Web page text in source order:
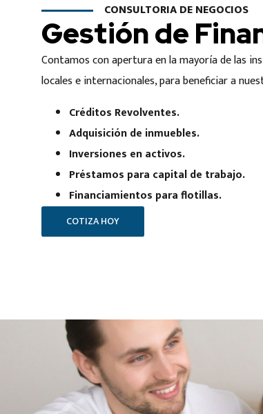
CONSULTORIA DE NEGOCIOS
Gestión de
Contamos con apertura en la mayoría de las
locales e internacionales, para beneficiar a
Créditos Revolventes.
Adquisición de inmuebles.
Inversiones en activos.
Préstamos para capital de trabajo.
Financiamientos para flotillas.
COTIZA HOY